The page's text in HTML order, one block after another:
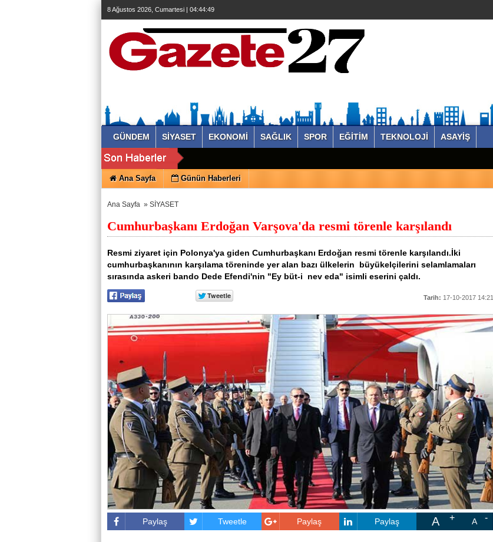
8 Ağustos 2026, Cumartesi | 04:44:50
GÜNDEM SİYASET EKONOMİ SAĞLIK SPOR EĞİTİM TEKNOLOJİ ASAYİŞ
Ana Sayfa Günün Haberleri
Ana Sayfa » SİYASET
Cumhurbaşkanı Erdoğan Varşova'da resmi törenle karşılandı
Resmi ziyaret için Polonya'ya giden Cumhurbaşkanı Erdoğan resmi törenle karşılandı.İki
cumhurbaşkanının karşılama töreninde yer alan bazı ülkelerin büyükelçilerini selamlamaları
sırasında askeri bando Dede Efendi'nin "Ey büt-i nev eda" isimli eserini çaldı.
Tarih: 17-10-2017 14:21
Paylaş Tweetle Paylaş Paylaş A A